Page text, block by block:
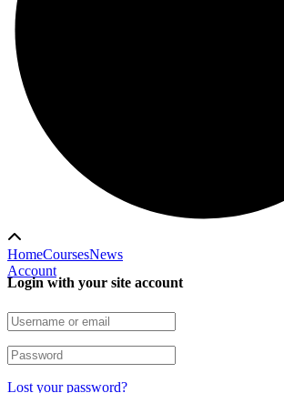
HomeCoursesNews
Account
Login with your site account
Lost your password?